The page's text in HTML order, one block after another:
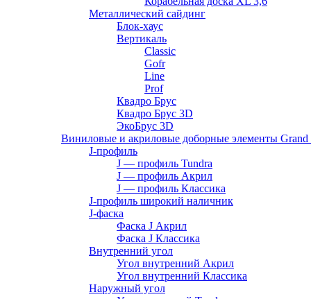
Металлический сайдинг
Блок-хаус
Вертикаль
Classic
Gofr
Line
Prof
Квадро Брус
Квадро Брус 3D
ЭкоБрус 3D
Виниловые и акриловые доборные элементы Grand
J-профиль
J — профиль Tundra
J — профиль Акрил
J — профиль Классика
J-профиль широкий наличник
J-фаска
Фаска J Акрил
Фаска J Классика
Внутренний угол
Угол внутренний Акрил
Угол внутренний Классика
Наружный угол